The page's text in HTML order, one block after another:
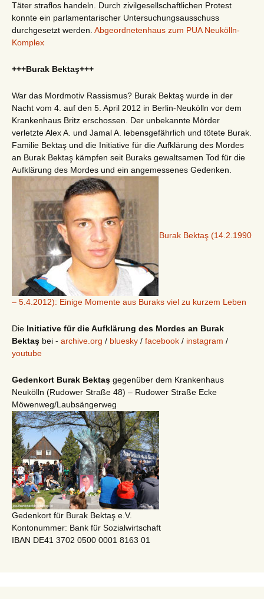
Täter straflos handeln. Durch zivilgesellschaftlichen Protest
konnte ein parlamentarischer Untersuchungsausschuss
durchgesetzt werden. Abgeordnetenhaus zum PUA Neukölln-
Komplex
+++Burak Bektaş+++
War das Mordmotiv Rassismus? Burak Bektaş wurde in der
Nacht vom 4. auf den 5. April 2012 in Berlin-Neukölln vor dem
Krankenhaus Britz erschossen. Der unbekannte Mörder
verletzte Alex A. und Jamal A. lebensgefährlich und tötete Burak.
Familie Bektaş und die Initiative für die Aufklärung des Mordes
an Burak Bektaş kämpfen seit Buraks gewaltsamen Tod für die
Aufklärung des Mordes und ein angemessenes Gedenken.
Burak Bektaş (14.2.1990
– 5.4.2012): Einige Momente aus Buraks viel zu kurzem Leben
Die Initiative für die Aufklärung des Mordes an Burak
Bektaş bei - archive.org / bluesky / facebook / instagram /
youtube
Gedenkort Burak Bektaş gegenüber dem Krankenhaus
Neukölln (Rudower Straße 48) – Rudower Straße Ecke
Möwenweg/Laubsängerweg
Gedenkort für Burak Bektaş e.V.
Kontonummer: Bank für Sozialwirtschaft
IBAN DE41 3702 0500 0001 8163 01